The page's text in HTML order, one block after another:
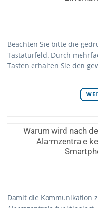
Beachten Sie bitte die
Tastaturfeld. Durch
Tasten erhalten Sie den
Warum wird nach
Alarmzentrale
Damit die Kommunikation